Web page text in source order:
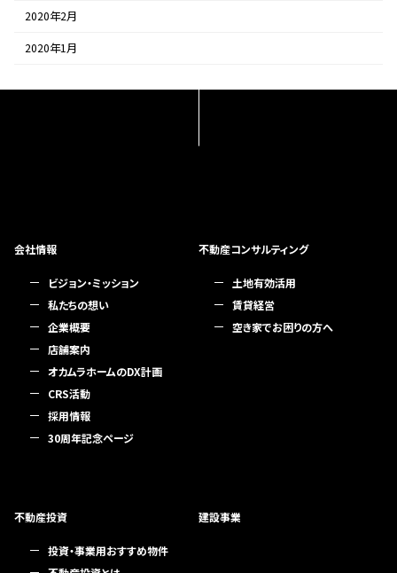
2020年2月
2020年1月
会社情報
ビジョン・ミッション
私たちの想い
企業概要
店舗案内
オカムラホームのDX計画
CRS活動
採用情報
30周年記念ページ
不動産コンサルティング
土地有効活用
賃貸経営
空き家でお困りの方へ
不動産投資
投資・事業用おすすめ物件
建設事業